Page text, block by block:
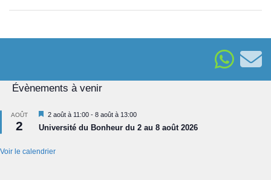
Évènements à venir
AOÛT
2
Mis
en
avant
2 août à 11:00 - 8 août à 13:00
Université du Bonheur du 2 au 8 août 2026
Voir le calendrier